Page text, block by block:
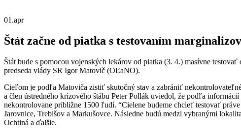
01.apr
Štát začne od piatka s testovaním
Štát bude s pomocou vojenských lekárov od piatka (3. 4.) masívne
predseda vlády SR Igor Matovič (OĽaNO).
Cieľom je podľa Matoviča zistiť skutočný stav a zabrániť
a člen ústredného krízového štábu Peter Pollák uviedol, že podľa
nekontrolovane približne 1500 ľudí. “Cielene budeme chcieť testovať
Jarovnice, Trebišov a Markušovce. Následne budú medzi vybranými
Ochtiná a ďalšie.